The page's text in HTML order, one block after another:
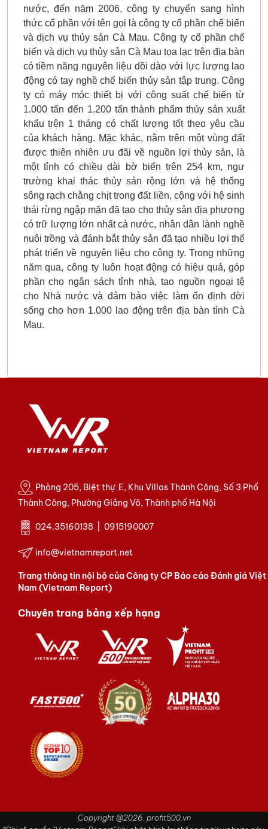
nước, đến năm 2006, công ty chuyển sang hình
thức cổ phần với tên gọi là công ty cổ phần chế biến
và dịch vụ thủy sản Cà Mau. Công ty cổ phần chế
biến và dịch vụ thủy sản Cà Mau tọa lạc trên địa bàn
có tiềm năng nguyên liệu dồi dào với lực lượng lao
động có tay nghề chế biến thủy sản tập trung. Công
ty có máy móc thiết bị với công suất chế biến từ
1.000 tấn đến 1.200 tấn thành phẩm thủy sản xuất
khẩu trên 1 tháng có chất lượng tốt theo yêu cầu
của khách hàng. Mặc khác, nằm trên một vùng đất
được thiên nhiên ưu đãi về nguồn lợi thủy sản, là
một tỉnh có chiều dài bờ biển trên 254 km, ngư
trường khai thác thủy sản rộng lớn và hệ thống
sông rạch chằng chịt trong đất liền, cộng với hệ sinh
thái rừng ngập mặn đã tạo cho thủy sản địa phương
có trữ lượng lớn nhất cả nước, nhân dân lành nghề
nuôi trồng và đánh bắt thủy sản đã tạo nhiều lợi thế
phát triển về nguyên liệu cho công ty. Trong những
năm qua, công ty luôn hoạt động có hiệu quả, góp
phần cho ngân sách tỉnh nhà, tạo nguồn ngoại tệ
cho Nhà nước và đảm bảo việc làm ổn định đời
sống cho hơn 1.000 lao động trên địa bàn tỉnh Cà
Mau.
Phòng 205, Biệt thự E, Khu Villas Thành Công, Số 3 Phố
Thành Công, Phường Giảng Võ, Thành phố Hà Nội
024.35160138 | 0915190007
info@vietnamreport.net
Trang thông tin nội bộ của Công ty CP Báo cáo Đánh giá Việt
Nam (Vietnam Report)
Chuyên trang bảng xếp hạng
Copyright @2026. profit500.vn